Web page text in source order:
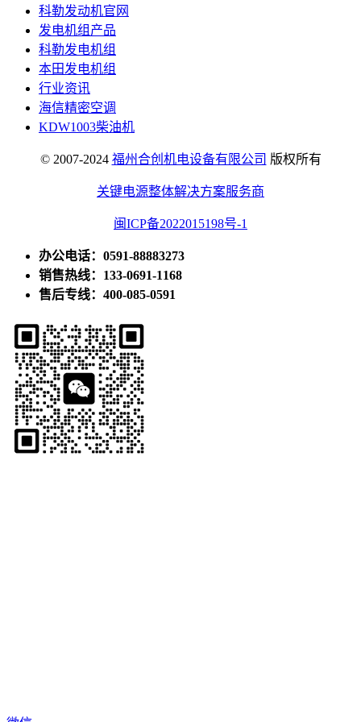
科勒发动机官网
发电机组产品
科勒发电机组
本田发电机组
行业资讯
海信精密空调
KDW1003柴油机
© 2007-2024 福州合创机电设备有限公司 版权所有
关键电源整体解决方案服务商
闽ICP备2022015198号-1
办公电话：0591-88883273
销售热线：133-0691-1168
售后专线：400-085-0591